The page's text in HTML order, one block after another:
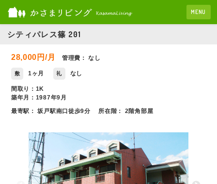
MENU
シティパレス篠 201
28,000円/月 管理費： なし
敷 1ヶ月 礼 なし
間取り：1K
築年月：1987年9月
最寄駅： 坂戸駅南口徒歩9分 所在階： 2階角部屋